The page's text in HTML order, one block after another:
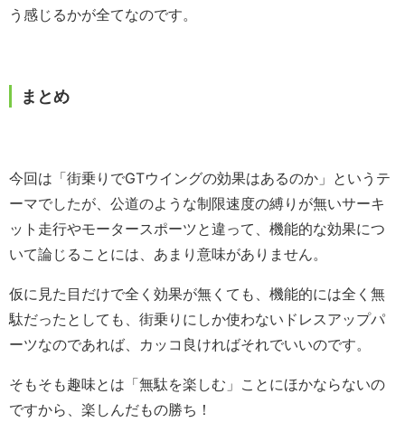
う感じるかが全てなのです。
まとめ
今回は「街乗りでGTウイングの効果はあるのか」というテ
ーマでしたが、公道のような制限速度の縛りが無いサーキ
ット走行やモータースポーツと違って、機能的な効果につ
いて論じることには、あまり意味がありません。
仮に見た目だけで全く効果が無くても、機能的には全く無
駄だったとしても、街乗りにしか使わないドレスアップパ
ーツなのであれば、カッコ良ければそれでいいのです。
そもそも趣味とは「無駄を楽しむ」ことにほかならないの
ですから、楽しんだもの勝ち！